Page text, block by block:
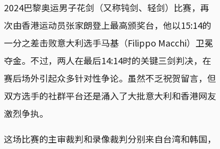
2024巴黎奥运男子花剑（又称钝剑、轻剑）比赛，再
次由香港运动员张家朗登上最高颁奖台，他以15:14的
一分之差击败意大利选手马基（Filippo Macchi）卫冕
夺金。不过，两人在最后14:14时的关键三剑判决，在
赛后场外引起众多针对性争论。虽然不乏祝贺留言，但
双方选手的社群平台还是涌入了大批意大利和香港网友
激烈争执。
这场比赛的主审裁判和录像裁判分别来自台湾和韩国，